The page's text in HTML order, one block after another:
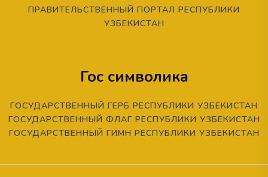
ПРАВИТЕЛЬСТВЕННЫЙ ПОРТАЛ РЕСПУБЛИКИ
УЗБЕКИСТАН
Гос символика
ГОСУДАРСТВЕННЫЙ ГЕРБ РЕСПУБЛИКИ УЗБЕКИСТАН
ГОСУДАРСТВЕННЫЙ ФЛАГ РЕСПУБЛИКИ УЗБЕКИСТАН
ГОСУДАРСТВЕННЫЙ ГИМН РЕСПУБЛИКИ УЗБЕКИСТАН